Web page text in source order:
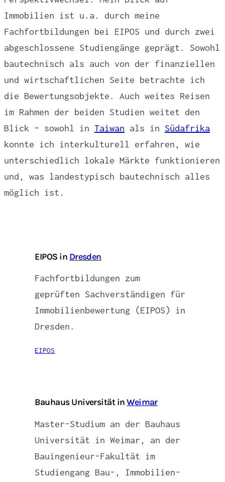
Immobilien ist u.a. durch meine
Fachfortbildungen bei EIPOS und durch zwei
abgeschlossene Studiengänge geprägt. Sowohl
bautechnisch als auch von der finanziellen
und wirtschaftlichen Seite betrachte ich
die Bewertungsobjekte. Auch weites Reisen
im Rahmen der beiden Studien weitet den
Blick – sowohl in Taiwan als in Südafrika
konnte ich interkulturell erfahren, wie
unterschiedlich lokale Märkte funktionieren
und, was landestypisch bautechnisch alles
möglich ist.
EIPOS in Dresden
Fachfortbildungen zum
geprüften Sachverständigen für
Immobilienbewertung (EIPOS) in
Dresden.
EIPOS
Bauhaus Universität inWeimar
Master-Studium an der Bauhaus
Universität in Weimar, an der
Bauingenieur-Fakultät im
Studiengang Bau-, Immobilien-